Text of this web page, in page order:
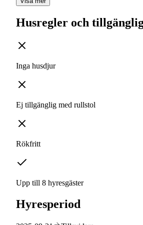
Husregler och
Inga husdjur
Ej tillgänglig med rullstol
Rökfritt
Upp till 8 hyresgäster
Hyresperiod